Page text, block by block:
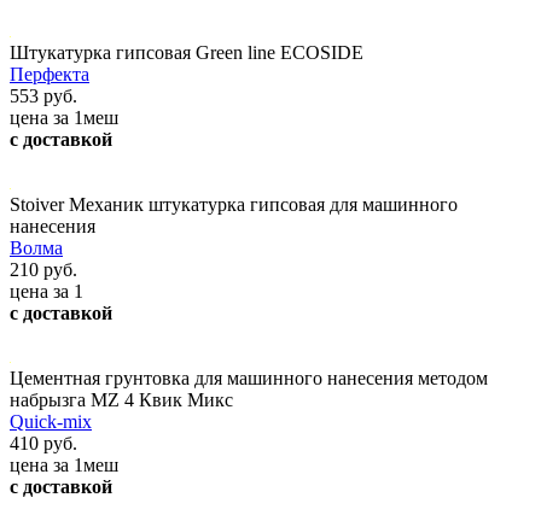
Штукатурка гипсовая Green line ECOSIDE
Перфекта
553 руб.
цена за 1меш
с доставкой
Stoiver Механик штукатурка гипсовая для машинного
нанесения
Волма
210 руб.
цена за 1
с доставкой
Цементная грунтовка для машинного нанесения методом
набрызга MZ 4 Квик Микс
Quick-mix
410 руб.
цена за 1меш
с доставкой